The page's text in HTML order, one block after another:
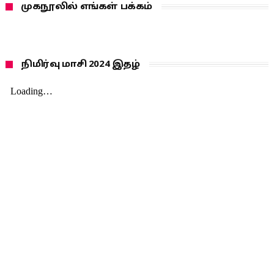
முகநூலில் எங்கள் பக்கம்
நிமிர்வு மாசி 2024 இதழ்